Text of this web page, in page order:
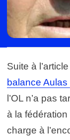
Suite à
balance Aulas
l’OL n’a pas
à la
charge à